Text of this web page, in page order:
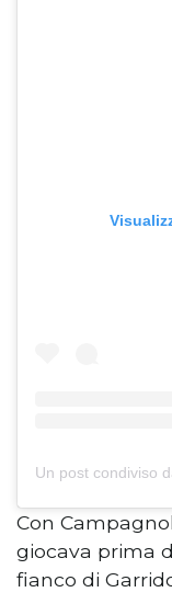
Con
giocava prima
fianco di